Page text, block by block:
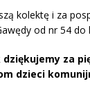
kolektę i za
od nr 54 do
za
dzieci